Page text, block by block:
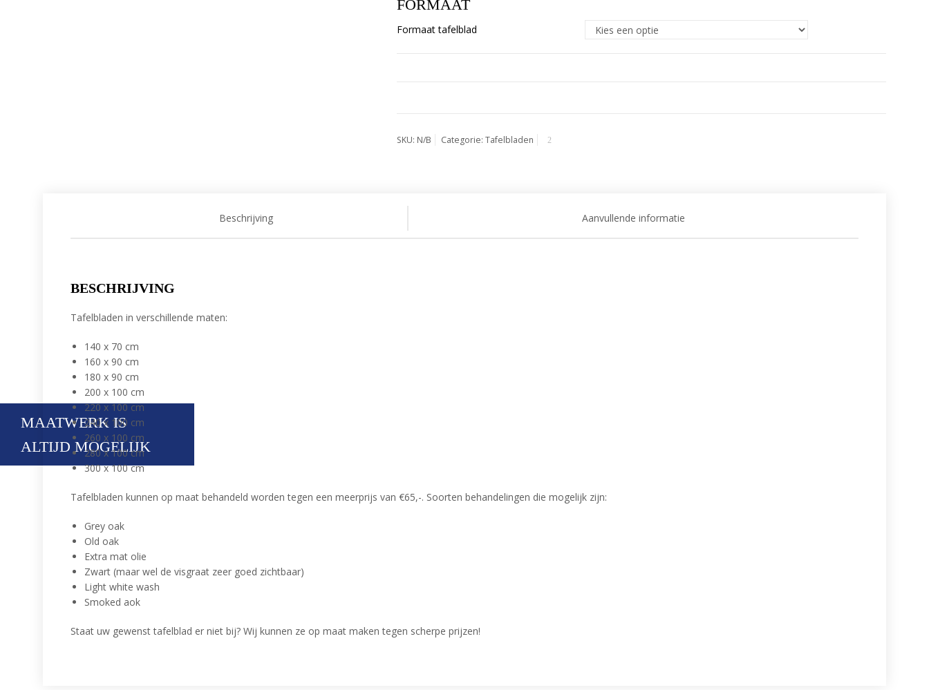
Formaat tafelblad
SKU: N/B Categorie:Tafelbladen
Beschrijving Aanvullende informatie
BESCHRIJVING
Tafelbladen in verschillende maten:
140 x 70 cm
160 x 90 cm
180 x 90 cm
200 x 100 cm
220 x 100 cm
240 x 100 cm
260 x 100 cm
280 x 100 cm
300 x 100 cm
Tafelbladen kunnen op maat behandeld worden tegen een meerprijs van €65,-. Soorten behandelingen die mogelijk zijn:
Grey oak
Old oak
Extra mat olie
Zwart (maar wel de visgraat zeer goed zichtbaar)
Light white wash
Smoked aok
Staat uw gewenst tafelblad er niet bij? Wij kunnen ze op maat maken tegen scherpe prijzen!
MAATWERK IS
ALTIJD MOGELIJK